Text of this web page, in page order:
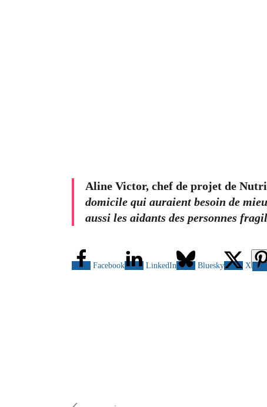
Aline Victor, chef de projet de
domicile qui auraient besoin de
aussi les aidants des personnes
Facebook LinkedIn Bluesky X